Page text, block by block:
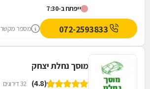
ליאור היה מהיר. מומלץ מאוד
ייפתח ב-7:30
מספר מקשר
מוסך נחלת יצחק
(4.8) 32 דירוגים